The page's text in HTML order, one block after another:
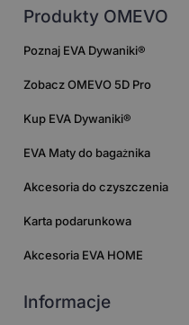
Produkty OMEVO
Poznaj EVA Dywaniki®
Zobacz OMEVO 5D Pro
Kup EVA Dywaniki®
EVA Maty do bagażnika
Akcesoria do czyszczenia
Karta podarunkowa
Akcesoria EVA HOME
Informacje